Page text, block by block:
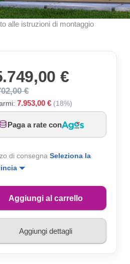
alle istruzioni di montaggio
€
€
7.953,00 € (18%)
Paga a rate con
di consegna Seleziona la
Aggiungi al carrello
Aggiungi dettagli